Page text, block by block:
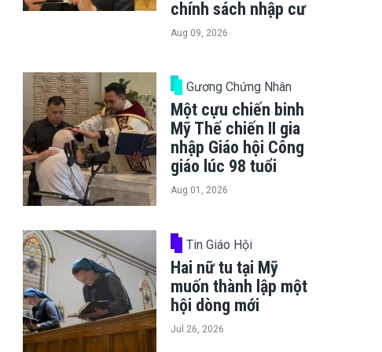
Le ambulanze da consegnare nella martoriata Ucraina | Vatican Media
chính sách nhập cư
Aug 09, 2026
Gương Chứng Nhân
Một cựu chiến binh
Mỹ Thế chiến II gia
nhập Giáo hội Công
giáo lúc 98 tuổi
Aug 01, 2026
Tin Giáo Hội
Hai nữ tu tại Mỹ
muốn thành lập một
hội dòng mới
Jul 26, 2026